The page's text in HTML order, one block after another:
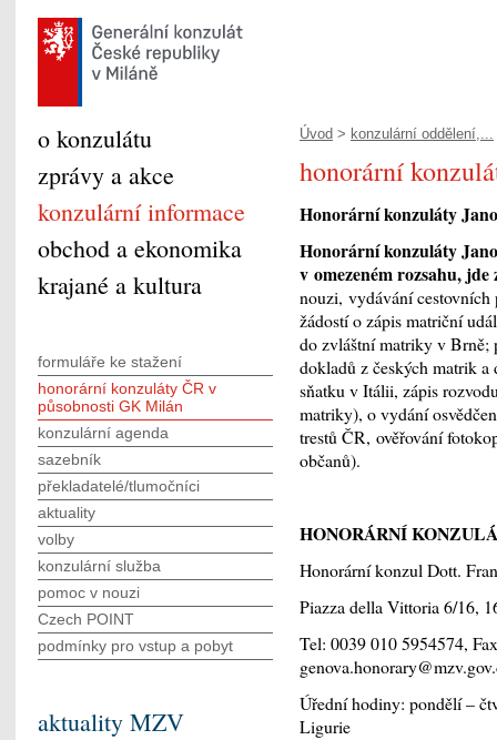
Úvod > konzulární oddělení,...
honorární
Honorární konzuláty
Honorární konzuláty
v omezeném rozsahu, jde
nouzi, vydávání
žádostí o zápis matriční
do zvláštní matriky v Brně;
dokladů z českých matrik a
sňatku v Itálii, zápis
matriky), o vydání
trestů ČR, ověřování
občanů).
HONORÁRNÍ
Honorární konzul Dott.
Piazza della Vittoria 6/16,
Tel: 0039 010 5954574,
Úřední hodiny: pondělí –
Ligurie
o konzulátu
zprávy a akce
konzulární informace
obchod a ekonomika
krajané a kultura
formuláře ke stažení
honorární konzuláty ČR v
působnosti GK Milán
konzulární agenda
sazebník
překladatelé/tlumočníci
aktuality
volby
konzulární služba
pomoc v nouzi
Czech POINT
podmínky pro vstup a pobyt
aktuality MZV